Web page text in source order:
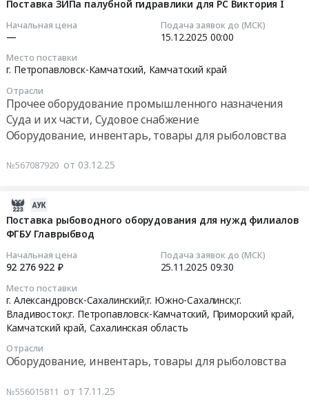
B-
B-
Поставка ЗИПа палубной гидравлики для РС Виктория I
Начальная цена
—
Подача заявок до (МСК)
15.12.2025 00:00
Место поставки
г. Петропавловск-Камчатский, Камчатский край
Отрасли
Прочее оборудование промышленного назначения
Суда и их части, Судовое снабжение
Оборудование, инвентарь, товары для рыболовства
№567087920 от 03.12.25
Поставка рыбоводного оборудования для нужд филиалов
ФГБУ Главрыбвод
Начальная цена
92 276 922 ₽
Подача заявок до (МСК)
25.11.2025 09:30
Место поставки
г. Александровск-Сахалинский;г. Южно-Сахалинск;г.
Владивосток;г. Петропавловск-Камчатский, Приморский край,
Камчатский край, Сахалинская область
Отрасли
Оборудование, инвентарь, товары для рыболовства
№556015811 от 17.11.25